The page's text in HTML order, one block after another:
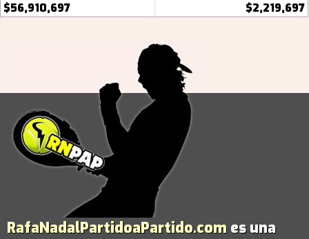
$56,910,697 $2,219,697
RafaNadalPartidoaPartido.com es una